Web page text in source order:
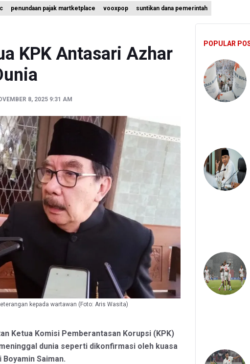
III DPR Usulkan Mekanisme Pra Judicial dalam RUU Perampasan Aset
Pejabat Kemenhut Diduga Menerima 12.500 Dolar Singapura dari Bupati
International Desak Hentikan Sementara dan Evaluasi Program MBG Usai
penundaan pajak martketplace vooxpop suntikan dana pemerintah
KPK Antasari Azhar
8, 2025 9:31 AM
kepada wartawan (Foto: Aris Wasita)
Ketua Komisi Pemberantasan Korupsi (KPK)
dunia seperti dikonfirmasi oleh kuasa
Boyamin Saiman.
POPULAR